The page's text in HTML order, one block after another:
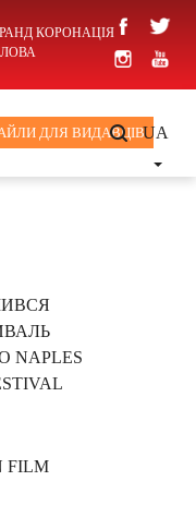
КОРОНАЦІЯ
ДЛЯ ВИДАВЦІВUA
NAPLES
FILM